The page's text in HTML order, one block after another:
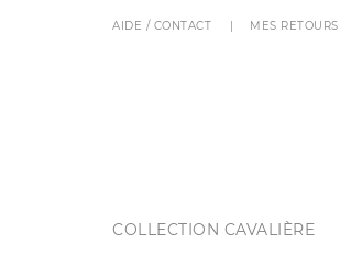
AIDE / CONTACT MES RETOURS
COLLECTION CAVALIÈRE